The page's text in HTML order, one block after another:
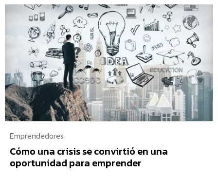
Emprendedores
Cómo una crisis se convirtió en una
oportunidad para emprender